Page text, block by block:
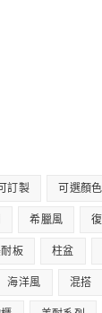
訂製 可選顏色
希臘風
板 柱盆
海洋風 混搭